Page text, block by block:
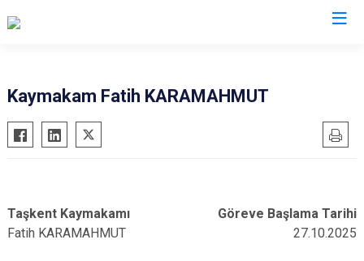
Kaymakam Fatih KARAMAHMUT
Taşkent Kaymakamı
Göreve Başlama Tarihi
27.10.2025
Fatih KARAMAHMUT